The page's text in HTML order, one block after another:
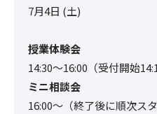
7月4日 (土)
授業体験会
14:30〜16:00（受付開始
ミニ相談会
16:00〜（終了後に順次ス